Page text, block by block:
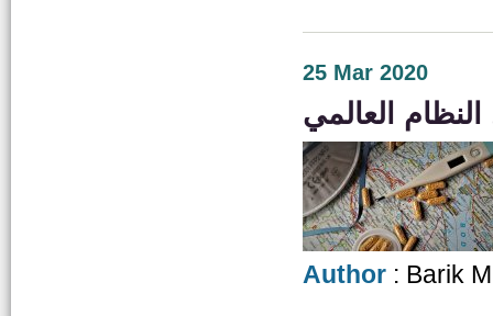
25 Mar 2020
العالمي
Author : Barik